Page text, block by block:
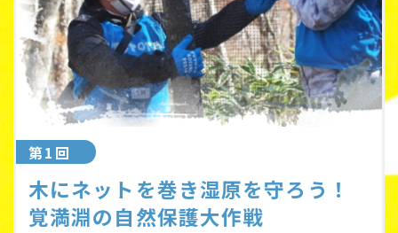
第1回
木にネットを巻き湿原を守ろう！
覚満淵の自然保護大作戦